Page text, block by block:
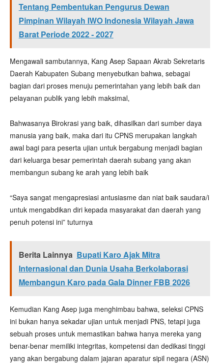
Tentang Pembentukan Pengurus Dewan
Pimpinan Wilayah IWO Indonesia Wilayah Jawa
Barat Periode 2022 - 2027
Mengawali sambutannya, Kang Asep Sapaan Akrab Sekretaris
Daerah Kabupaten Subang menyebutkan bahwa, sebagai
bagian dari proses menuju pemerintahan yang lebih baik dan
pelayanan publik yang lebih maksimal,
Bahwasanya Birokrasi yang baik, dihasilkan dari sumber daya
manusia yang baik, maka dari itu CPNS merupakan langkah
awal bagi para peserta ujian untuk bergabung menjadi bagian
dari keluarga besar pemerintah daerah subang yang akan
membangun subang ke arah yang lebih baik
“Saya sangat mengapresiasi antusiasme dan niat baik saudara/i
untuk mengabdikan diri kepada masyarakat dan daerah yang
penuh potensi ini” tuturnya
Berita Lainnya Bupati Karo Ajak Mitra
Internasional dan Dunia Usaha Berkolaborasi
Membangun Karo pada Gala Dinner FBB 2026
Kemudian Kang Asep juga menghimbau bahwa, seleksi CPNS
ini bukan hanya sekadar ujian untuk menjadi PNS, tetapi juga
sebuah proses untuk memastikan bahwa hanya mereka yang
benar-benar memiliki integritas, kompetensi dan dedikasi tinggi
yang akan bergabung dalam jajaran aparatur sipil negara (ASN)